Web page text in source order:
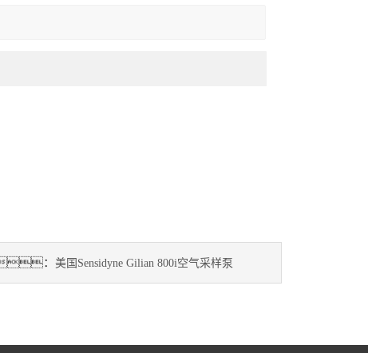
：美国Sensidyne Gilian 800i空气采样泵